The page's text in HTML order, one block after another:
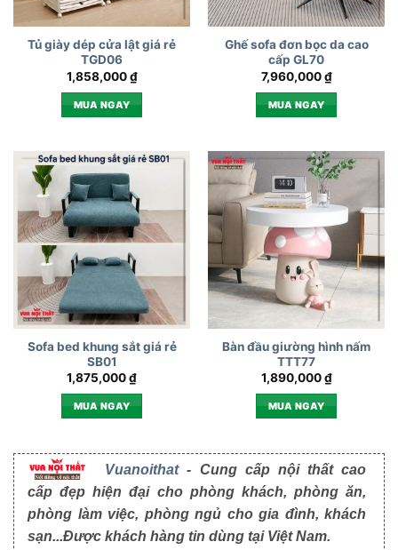
Tủ giày dép cửa lật giá rẻ
TGD06
1,858,000₫
MUA NGAY
Ghế sofa đơn bọc da cao
cấp GL70
7,960,000₫
MUA NGAY
Sofa bed khung sắt giá rẻ
SB01
1,875,000₫
MUA NGAY
Bàn đầu giường hình nấm
TTT77
1,890,000₫
MUA NGAY
Vuanoithat- Cung cấp nội thất cao
cấp đẹp hiện đại cho phòng khách, phòng ăn,
phòng làm việc, phòng ngủ cho gia đình, khách
sạn...Được khách hàng tin dùng tại Việt Nam.